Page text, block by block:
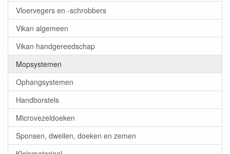
Vloervegers en -schrobbers
Vikan algemeen
Vikan handgereedschap
Mopsystemen
Ophangsystemen
Handborstels
Microvezeldoeken
Sponsen, dweilen, doeken en zemen